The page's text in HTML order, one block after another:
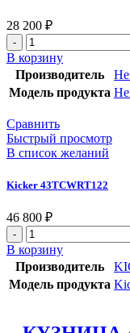
28 200 ₽
В корзину
Производитель
Модель продукта
Сравнить
Быстрый просмотр
В список желаний
Kicker 43TCWRT122
46 800 ₽
В корзину
Производитель
Модель продукта